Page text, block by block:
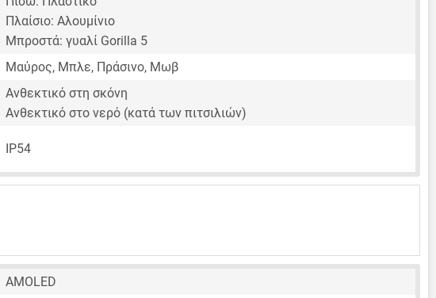
Πλαίσιο: Αλουμίνιο
Μπροστά: γυαλί Gorilla 5
Μαύρος, Μπλε, Πράσινο, Μωβ
Ανθεκτικό στη σκόνη
Ανθεκτικό στο νερό (κατά των πιτσιλιών)
IP54
AMOLED